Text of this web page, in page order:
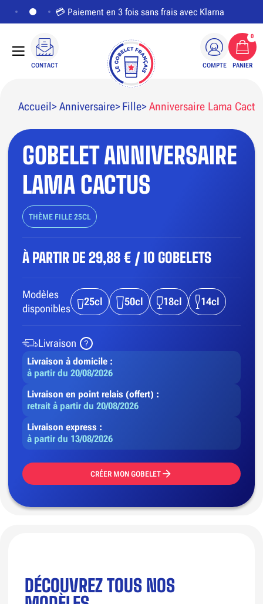
💳 Paiement en 3 fois sans frais avec Klarna
CONTACT COMPTE PANIER
0
Accueil Anniversaire Fille Anniversaire Lama
PERSONNALISER LE VISUEL
GOBELET ANNIVERSAIRE
LAMA CACTUS
THÈME FILLE 25CL
À PARTIR DE 29,88 € / 10 GOBELETS
Modèles
disponibles
25cl 50cl 18cl 14cl
Livraison
Livraison à domicile :
à partir du 20/08/2026
Livraison en point relais (offert) :
retrait à partir du 20/08/2026
Livraison express :
à partir du 13/08/2026
CRÉER MON GOBELET
DÉCOUVREZ TOUS NOS